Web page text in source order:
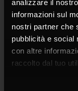
analizzare il
informazioni sul
nostri partner che
pubblicità e social
con altre
raccolto dal tuo
Phone